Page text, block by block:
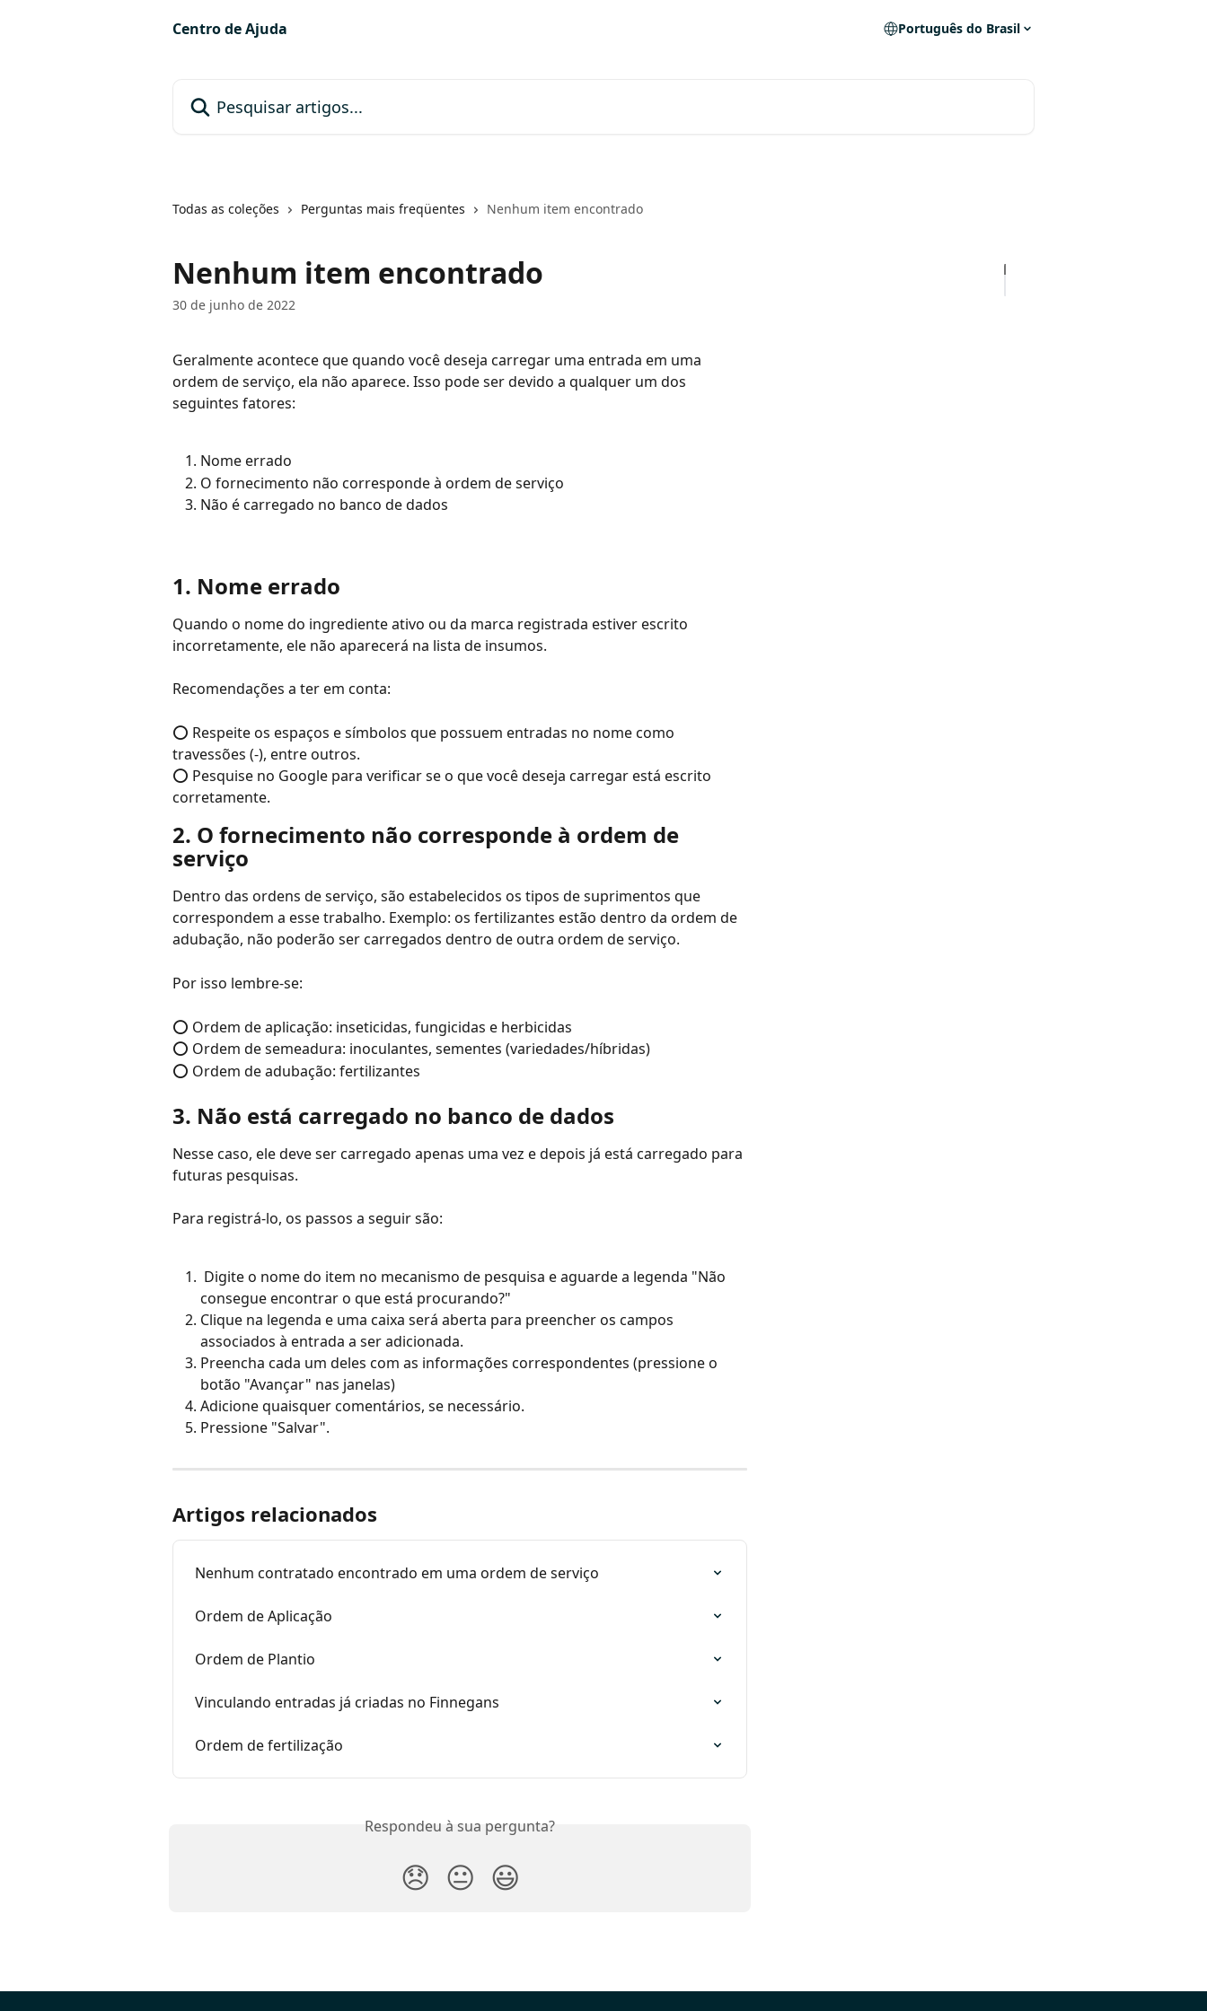
Centro de Ajuda
Português do Brasil
Todas as coleções Perguntas mais freqüentes Nenhum item encontrado
Nenhum item encontrado
30 de junho de 2022
Geralmente acontece que quando você deseja carregar uma entrada em uma
ordem de serviço, ela não aparece. Isso pode ser devido a qualquer um dos
seguintes fatores:
Nome errado
O fornecimento não corresponde à ordem de serviço
Não é carregado no banco de dados
1. Nome errado
Quando o nome do ingrediente ativo ou da marca registrada estiver escrito
incorretamente, ele não aparecerá na lista de insumos.
Recomendações a ter em conta:
⭕ Respeite os espaços e símbolos que possuem entradas no nome como
travessões (-), entre outros.
⭕ Pesquise no Google para verificar se o que você deseja carregar está escrito
corretamente.
2. O fornecimento não corresponde à ordem de
serviço
Dentro das ordens de serviço, são estabelecidos os tipos de suprimentos que
correspondem a esse trabalho. Exemplo: os fertilizantes estão dentro da ordem de
adubação, não poderão ser carregados dentro de outra ordem de serviço.
Por isso lembre-se:
⭕ Ordem de aplicação: inseticidas, fungicidas e herbicidas
⭕ Ordem de semeadura: inoculantes, sementes (variedades/híbridas)
⭕ Ordem de adubação: fertilizantes
3. Não está carregado no banco de dados
Nesse caso, ele deve ser carregado apenas uma vez e depois já está carregado para
futuras pesquisas.
Para registrá-lo, os passos a seguir são:
consegue encontrar o que está procurando?"
Clique na legenda e uma caixa será aberta para preencher os campos
associados à entrada a ser adicionada.
Preencha cada um deles com as informações correspondentes (pressione o
botão "Avançar" nas janelas)
Adicione quaisquer comentários, se necessário.
Pressione "Salvar".
Artigos relacionados
Nenhum contratado encontrado em uma ordem de serviço
Ordem de Aplicação
Ordem de Plantio
Vinculando entradas já criadas no Finnegans
Ordem de fertilização
Respondeu à sua pergunta?
😞 😐 😃